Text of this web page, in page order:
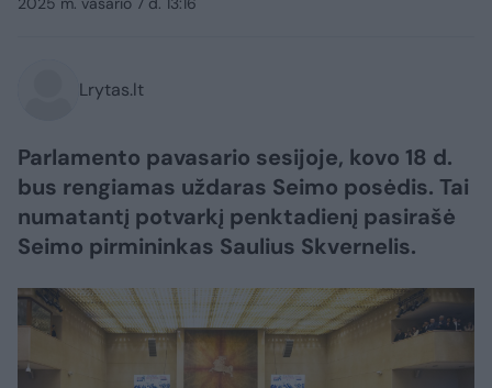
Lrytas.lt
Parlamento pavasario sesijoje, kovo 18 d.
bus rengiamas uždaras Seimo posėdis. Tai
numatantį potvarkį penktadienį pasirašė
Seimo pirmininkas Saulius Skvernelis.